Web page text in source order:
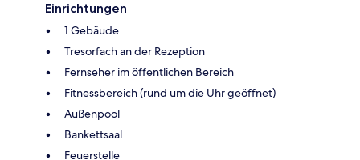
Einrichtungen
1 Gebäude
Tresorfach an der Rezeption
Fernseher im öffentlichen Bereich
Fitnessbereich (rund um die Uhr geöffnet)
Außenpool
Bankettsaal
Feuerstelle